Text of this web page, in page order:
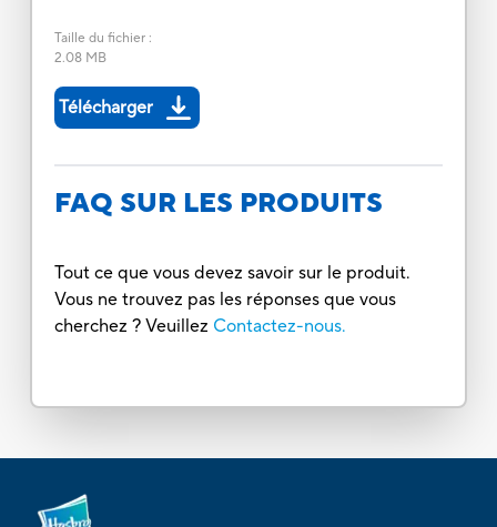
Taille du fichier:
2.08 MB
Télécharger
FAQ SUR LES PRODUITS
Tout ce que vous devez savoir sur le produit.
Vous ne trouvez pas les réponses que vous
cherchez ? Veuillez Contactez-nous.